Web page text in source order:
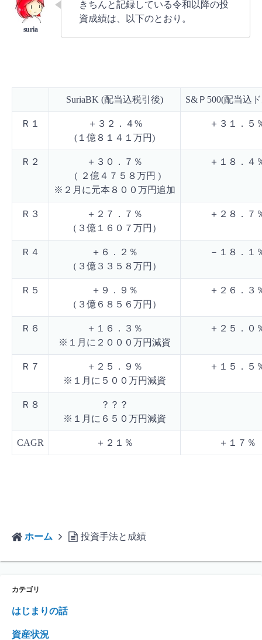
きちんと記録している令和以降の投
資成績は、以下のとおり。
SuriaBK (配当込税引後) S&Ｐ500(配当込
Ｒ１
＋３２．４%
(１億８１４１万円)
＋３１．５
Ｒ２
＋３０．７％
（ ２億４７５８万円 )
※２月に元本８００万円追加
＋１８．４
Ｒ３
＋２７．７％
（３億１６０７万円）
＋２８．７
Ｒ４
＋６．２％
（３億３３５８万円）
－１８．１
Ｒ５
＋９．９％
（３億６８５６万円）
＋２６．３
Ｒ６
＋１６．３％
※１月に２０００万円減資
＋２５．０
Ｒ７
＋２５．９％
※１月に５００万円減資
＋１５．５
Ｒ８
？？？
※１月に６５０万円減資
CAGR ＋２１％ ＋１７％
ホーム 投資手法と成績
カテゴリ
はじまりの話
資産状況